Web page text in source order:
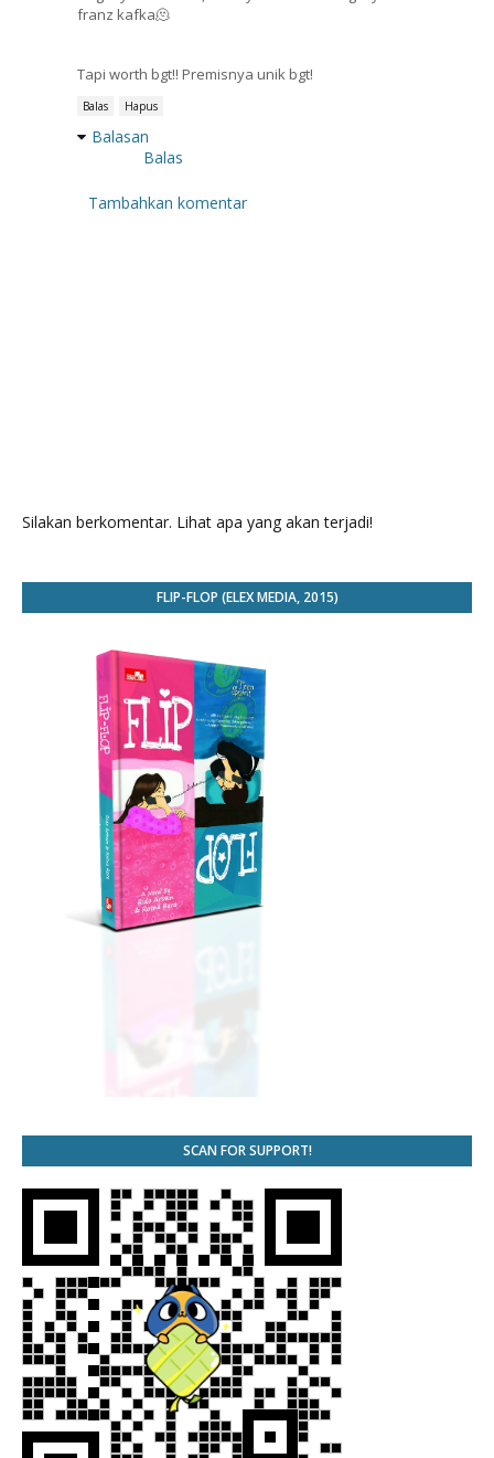
franz kafka🫠
Tapi worth bgt!! Premisnya unik bgt!
Balas Hapus
Balasan
Balas
Tambahkan komentar
Silakan berkomentar. Lihat apa yang akan terjadi!
FLIP-FLOP (ELEX MEDIA, 2015)
SCAN FOR SUPPORT!